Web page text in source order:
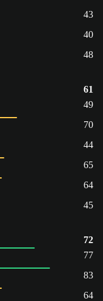
43
40
48
61
49
70
44
65
64
45
72
77
83
64